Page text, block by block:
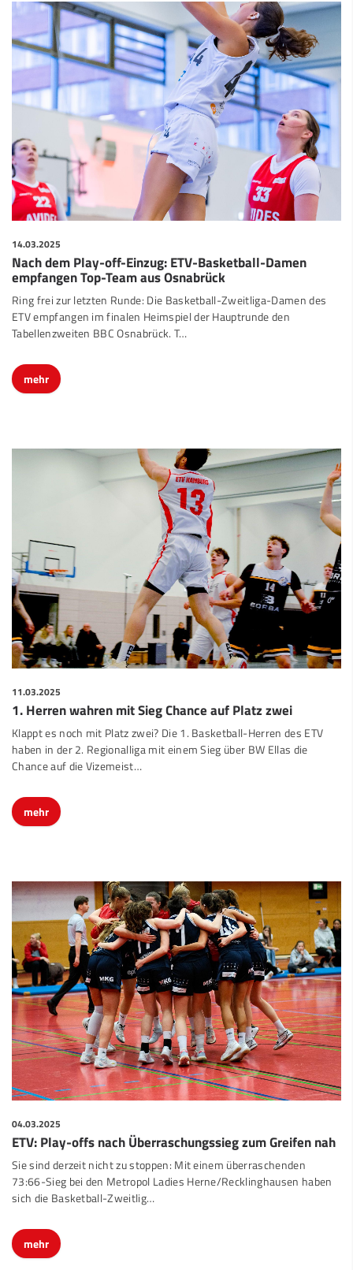
14.03.2025
Nach dem Play-off-Einzug: ETV-Basketball-Damen
empfangen Top-Team aus Osnabrück
Ring frei zur letzten Runde: Die Basketball-Zweitliga-Damen des
ETV empfangen im finalen Heimspiel der Hauptrunde den
Tabellenzweiten BBC Osnabrück. T…
mehr
11.03.2025
1. Herren wahren mit Sieg Chance auf Platz zwei
Klappt es noch mit Platz zwei? Die 1. Basketball-Herren des ETV
haben in der 2. Regionalliga mit einem Sieg über BW Ellas die
Chance auf die Vizemeist…
mehr
04.03.2025
ETV: Play-offs nach Überraschungssieg zum Greifen nah
Sie sind derzeit nicht zu stoppen: Mit einem überraschenden
73:66-Sieg bei den Metropol Ladies Herne/Recklinghausen haben
sich die Basketball-Zweitlig…
mehr